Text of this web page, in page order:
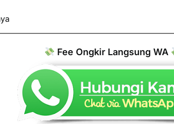
Fee Ongkir Langsung WA